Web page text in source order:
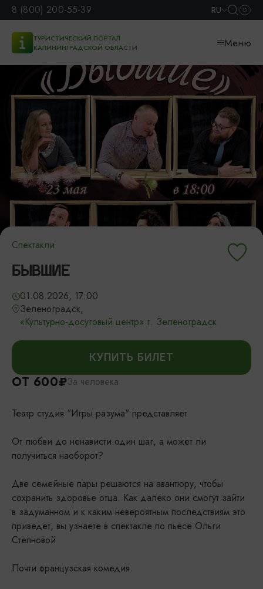
8 (800) 200-55-39 RU
ТУРИСТИЧЕСКИЙ ПОРТАЛ
КАЛИНИНГРАДСКОЙ ОБЛАСТИ
Меню
Спектакли
БЫВШИЕ
01.08.2026, 17:00
Зеленоградск,
«Культурно-досуговый центр» г. Зеленоградск
КУПИТЬ БИЛЕТ
ОТ 600₽За человека
Театр студия "Игры разума" представляет
От любви до ненависти один шаг, а может ли
получиться наоборот?
Две семейные пары решаются на авантюру, чтобы
сохранить здоровье отца. Как далеко они смогут зайти
в задуманном и к каким невероятным последствиям это
приведет, вы узнаете в спектакле по пьесе Ольги
Степновой
Почти французская комедия.